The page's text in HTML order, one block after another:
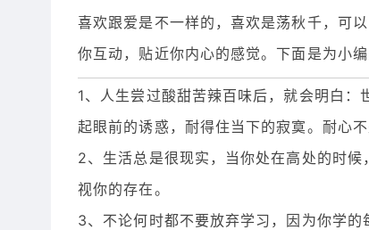
喜欢跟爱是不一样的，喜欢是荡秋千，可
你互动，贴近你内心的感觉。下面是为小
1、人生尝过酸甜苦辣百味后，就会明白
起眼前的诱惑，耐得住当下的寂寞。耐心
2、生活总是很现实，当你处在高处的时
视你的存在。
3、不论何时都不要放弃学习，因为你学的